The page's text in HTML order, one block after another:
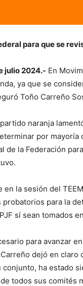
para que se
julio 2024.- En
ya que se
Toño Carreño
naranja
por
de la Federación
la sesión del
para la
sí sean tomados
para avanzar
dejó en
ha estado
todos sus comités